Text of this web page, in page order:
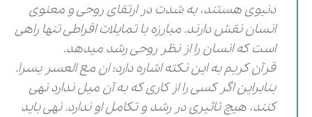
دنیوی هستند، به شدت در ارتقای روحی و معنوی
انسان نقش دارند. مبارزه با تمایلات افراطی تنها راهی
است که انسان را از نظر روحی رشد میدهد.
قرآن کریم به این نکته اشاره دارد: ان مع العسر یسرا.
بنابراین اگر کسی را از کاری که به آن میل ندارد نهی
کنند، هیچ تاثیری در رشد و تکامل او ندارد. نهی باید